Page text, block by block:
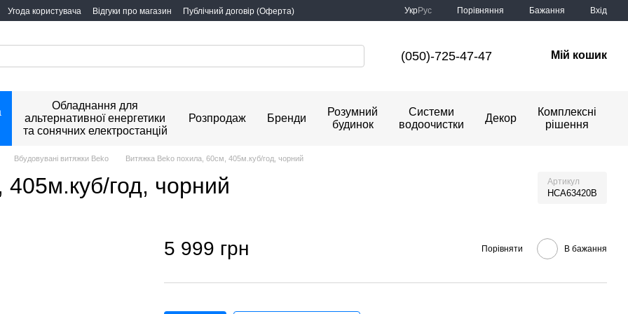
Угода користувача Відгуки про магазин Публічний договір (Оферта) УкрРус Порівняння Бажання Вхід
(050)-725-47-47 Мій кошик
Обладнання для
альтернативної енергетики
та сонячних електростанцій
Розпродаж Бренди
Розумний
будинок
Системи
водоочистки
Декор
Комплексні
рішення
Вбудовувані витяжки Beko Витяжка Beko похила, 60см, 405м.куб/год, чорний
год, чорний Артикул
HCA63420B
5 999 грн Порівняти В бажання